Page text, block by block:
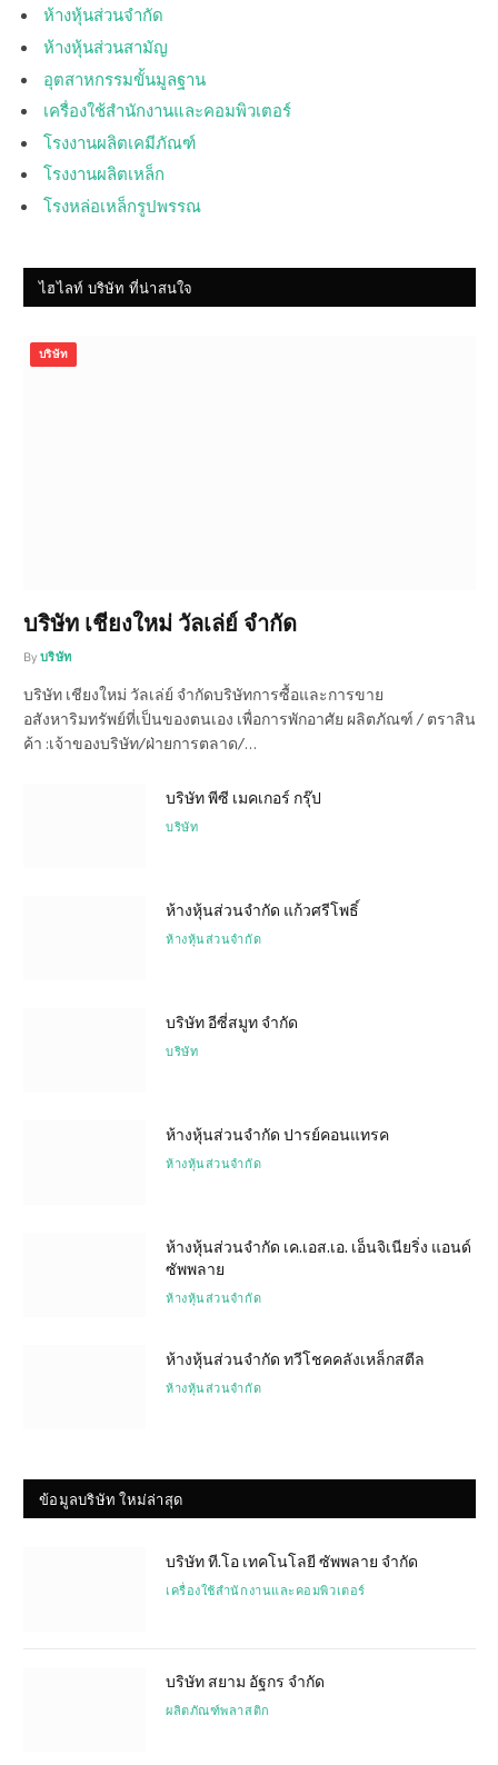
ห้างหุ้นส่วนจำกัด
ห้างหุ้นส่วนสามัญ
อุตสาหกรรมขั้นมูลฐาน
เครื่องใช้สำนักงานและคอมพิวเตอร์
โรงงานผลิตเคมีภัณฑ์
โรงงานผลิตเหล็ก
โรงหล่อเหล็กรูปพรรณ
ไฮไลท์ บริษัท ที่น่าสนใจ
บริษัท
บริษัท เชียงใหม่ วัลเล่ย์ จำกัด
By บริษัท
บริษัท เชียงใหม่ วัลเล่ย์ จำกัดบริษัทการซื้อและการขาย
อสังหาริมทรัพย์ที่เป็นของตนเอง เพื่อการพักอาศัย ผลิตภัณฑ์ / ตราสิน
ค้า :เจ้าของบริษัท/ฝ่ายการตลาด/…
บริษัท พีซี เมคเกอร์ กรุ๊ป
บริษัท
ห้างหุ้นส่วนจำกัด แก้วศรีโพธิ์
ห้างหุ้นส่วนจำกัด
บริษัท อีซี่สมูท จำกัด
บริษัท
ห้างหุ้นส่วนจำกัด ปารย์คอนแทรค
ห้างหุ้นส่วนจำกัด
ห้างหุ้นส่วนจำกัด เค.เอส.เอ. เอ็นจิเนียริ่ง แอนด์
ซัพพลาย
ห้างหุ้นส่วนจำกัด
ห้างหุ้นส่วนจำกัด ทวีโชคคลังเหล็กสตีล
ห้างหุ้นส่วนจำกัด
ข้อมูลบริษัท ใหม่ล่าสุด
บริษัท ที.โอ เทคโนโลยี ซัพพลาย จำกัด
เครื่องใช้สำนักงานและคอมพิวเตอร์
บริษัท สยาม อัฐกร จำกัด
ผลิตภัณฑ์พลาสติก